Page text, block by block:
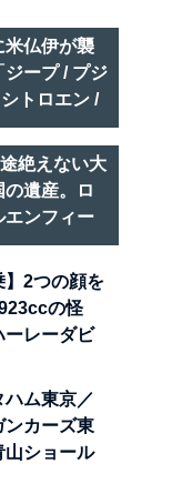
/フェラーリ
タロッサ /
リオ /ベント
ーパースポ
米仏伊が襲
ジープ / プジ
シトロエン /
ット / アバル
」はクルマ
トショッ
絶えない大
の遺産。ロ
エンフィー
任者に訊
650」
の質”を愛
】2つの顔を
の怪
ーレーダビ
ーエイト
深淵を覗く
ハム東京／
ンカーズ東
山ショール